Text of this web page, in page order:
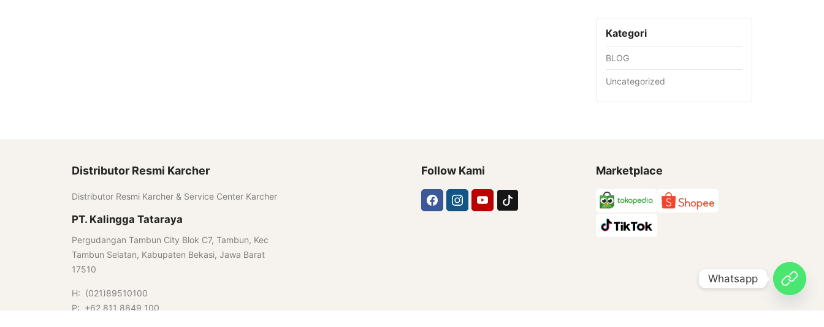
Kategori
BLOG
Uncategorized
Distributor Resmi Karcher
Distributor Resmi Karcher & Service Center Karcher
PT. Kalingga Tataraya
Pergudangan Tambun City Blok C7, Tambun, Kec
Tambun Selatan, Kabupaten Bekasi, Jawa Barat
17510
H: (021)89510100
P: +62 811 8849 100
Follow Kami Marketplace
Whatsapp